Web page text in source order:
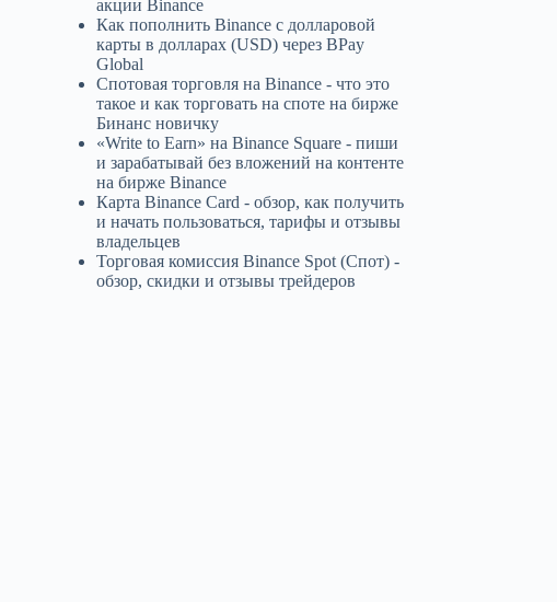
акции Binance
Как пополнить Binance с долларовой
карты в долларах (USD) через BPay
Global
Спотовая торговля на Binance - что это
такое и как торговать на споте на бирже
Бинанс новичку
«Write to Earn» на Binance Square - пиши
и зарабатывай без вложений на контенте
на бирже Binance
Карта Binance Card - обзор, как получить
и начать пользоваться, тарифы и отзывы
владельцев
Торговая комиссия Binance Spot (Спот) -
обзор, скидки и отзывы трейдеров